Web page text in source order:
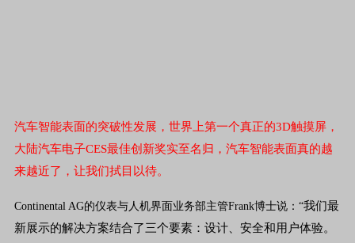
汽车智能表面的突破性发展，世界上第一个真正的3D触摸屏，
大陆汽车电子CES最佳创新奖实至名归，汽车智能表面真的越
来越近了，让我们拭目以待。
Continental AG的仪表与人机界面业务部主管Frank博士说：“我们最
新展示的解决方案结合了三个要素：设计、安全和用户体验。